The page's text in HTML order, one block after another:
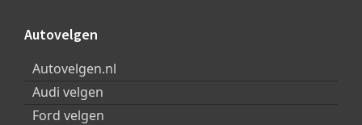
Autovelgen
Autovelgen.nl
Audi velgen
Ford velgen